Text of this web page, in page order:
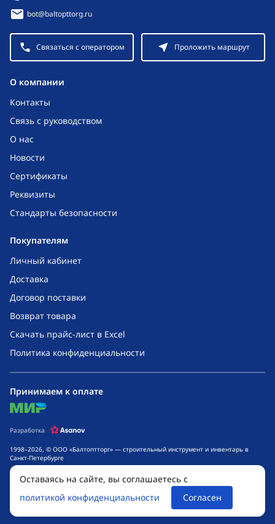
O компании
Контакты
Связь с руководством
О нас
Новости
Сертификаты
Реквизиты
Стандарты безопасности
Покупателям
Личный кабинет
Доставка
Договор поставки
Возврат товара
Скачать прайс-лист в Excel
Политика конфиденциальности
bot@baltopttorg.ru
Связаться с оператором Проложить маршрут
1998–2026, © ООО «Балтоптторг» — строительный инструмент и инвентарь в
Санкт-Петербурге
Обращаем ваше внимание на то, что данный интернет-сайт носит исключительно
информационный характер и ни при каких условиях не является публичной
офертой, определяемой положениями ч. 2 ст. 437 Гражданского кодекса
Российской Федерации. Для получения подробной информации о стоимости
товаров и сроках выполнения услуг, обращайтесь к менеджерам компании.
Принимаем к оплате
mir
Разработка
Оставаясь на сайте, вы соглашаетесь с
политикой конфиденциальности
Согласен